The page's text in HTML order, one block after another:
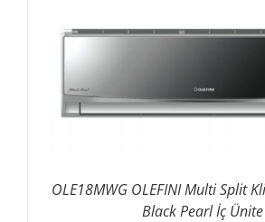
OLE18MWG OLEFINI Multi Split
Black Pearl İç Ünite